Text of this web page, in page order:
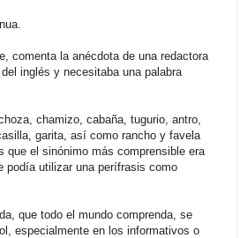
comenta la anécdota de una redactora
inglés y necesitaba una palabra
chamizo, cabaña, tugurio, antro,
garita, así como rancho y favela
que el sinónimo más comprensible era
podía utilizar una perífrasis como
que todo el mundo comprenda, se
especialmente en los informativos o